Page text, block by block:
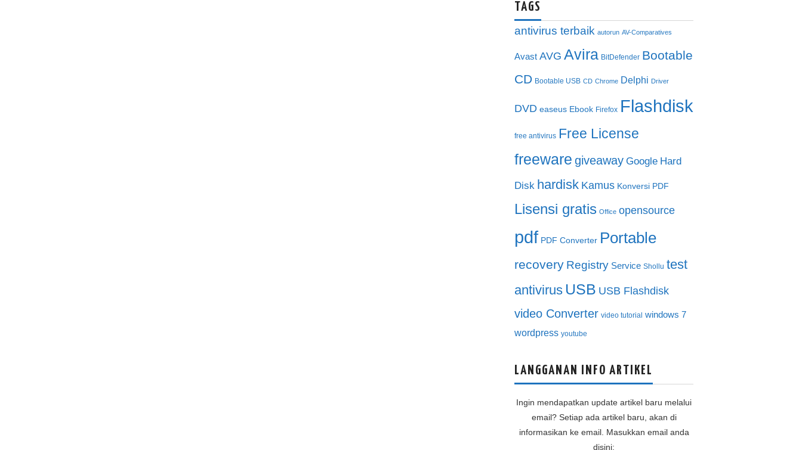
TAGS
antivirus terbaik autorun AV-Comparatives
Avast AVG Avira BitDefender Bootable
CD Bootable USB CD Chrome Delphi Driver
DVD easeus Ebook Firefox Flashdisk
free antivirus Free License
freeware giveaway Google Hard
Disk hardisk Kamus Konversi PDF
Lisensi gratis Office opensource
pdf PDF Converter Portable
recovery Registry Service Shollu test
antivirus USB USB Flashdisk
video Converter video tutorial windows 7
wordpress youtube
LANGGANAN INFO ARTIKEL
Ingin mendapatkan update artikel baru melalui
email? Setiap ada artikel baru, akan di
informasikan ke email. Masukkan email anda
disini: